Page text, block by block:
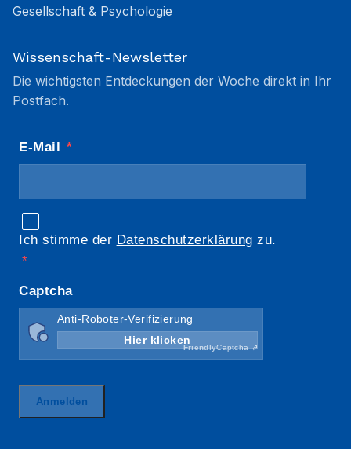
Gesellschaft & Psychologie
Wissenschaft-Newsletter
Die wichtigsten Entdeckungen der Woche direkt in Ihr
Postfach.